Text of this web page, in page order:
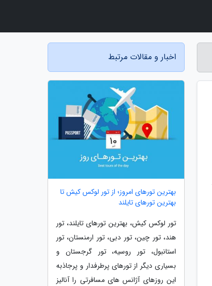
اخبار و مقالات مرتبط
بهترین تورهای امروز؛ از تور لوکس کیش تا
بهترین تورهای تایلند
تور لوکس کیش، بهترین تورهای تایلند، تور
هند، تور چین، تور دبی، تور ارمنستان، تور
استانبول، تور روسیه، تور گرجستان و
بسیاری دیگر از تورهای پرطرفدار و پرجاذبه
این روزهای آژانس های مسافرتی را آنالیز